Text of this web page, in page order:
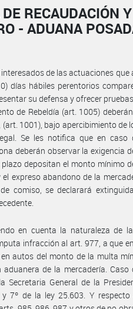
RECAUDACIÓN
- ADUANA
de las actuaciones
días hábiles perentorios
su defensa y ofrecer
de Rebeldía (art. 1005)
1001), bajo apercibimiento de
Se les notifica que en
deberán observar la exigencia
depositan el monto mínimo
el expreso abandono de la
comiso, se declarará
en cuenta la naturaleza de
infracción al art. 977, a que
autos del monto de la multa
aduanera de la mercadería.
Secretaria General de la
7º de la ley 25.603. Y